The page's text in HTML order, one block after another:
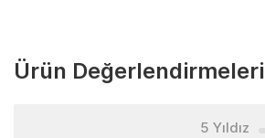
Ürün Değerlendirmeleri
5 Yıldız